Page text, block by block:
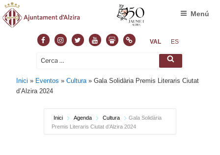
FacebookInstagram
TwitterYoutubeSlideshare
NormasVAL ES
Cerca: Cerca
Menú
Inici » Eventos »Cultura »Gala Solidària Premis Literaris Ciutat
d’Alzira 2024
Inici Agenda Cultura
Gala Solidària
Premis Literaris Ciutat d’Alzira 2024